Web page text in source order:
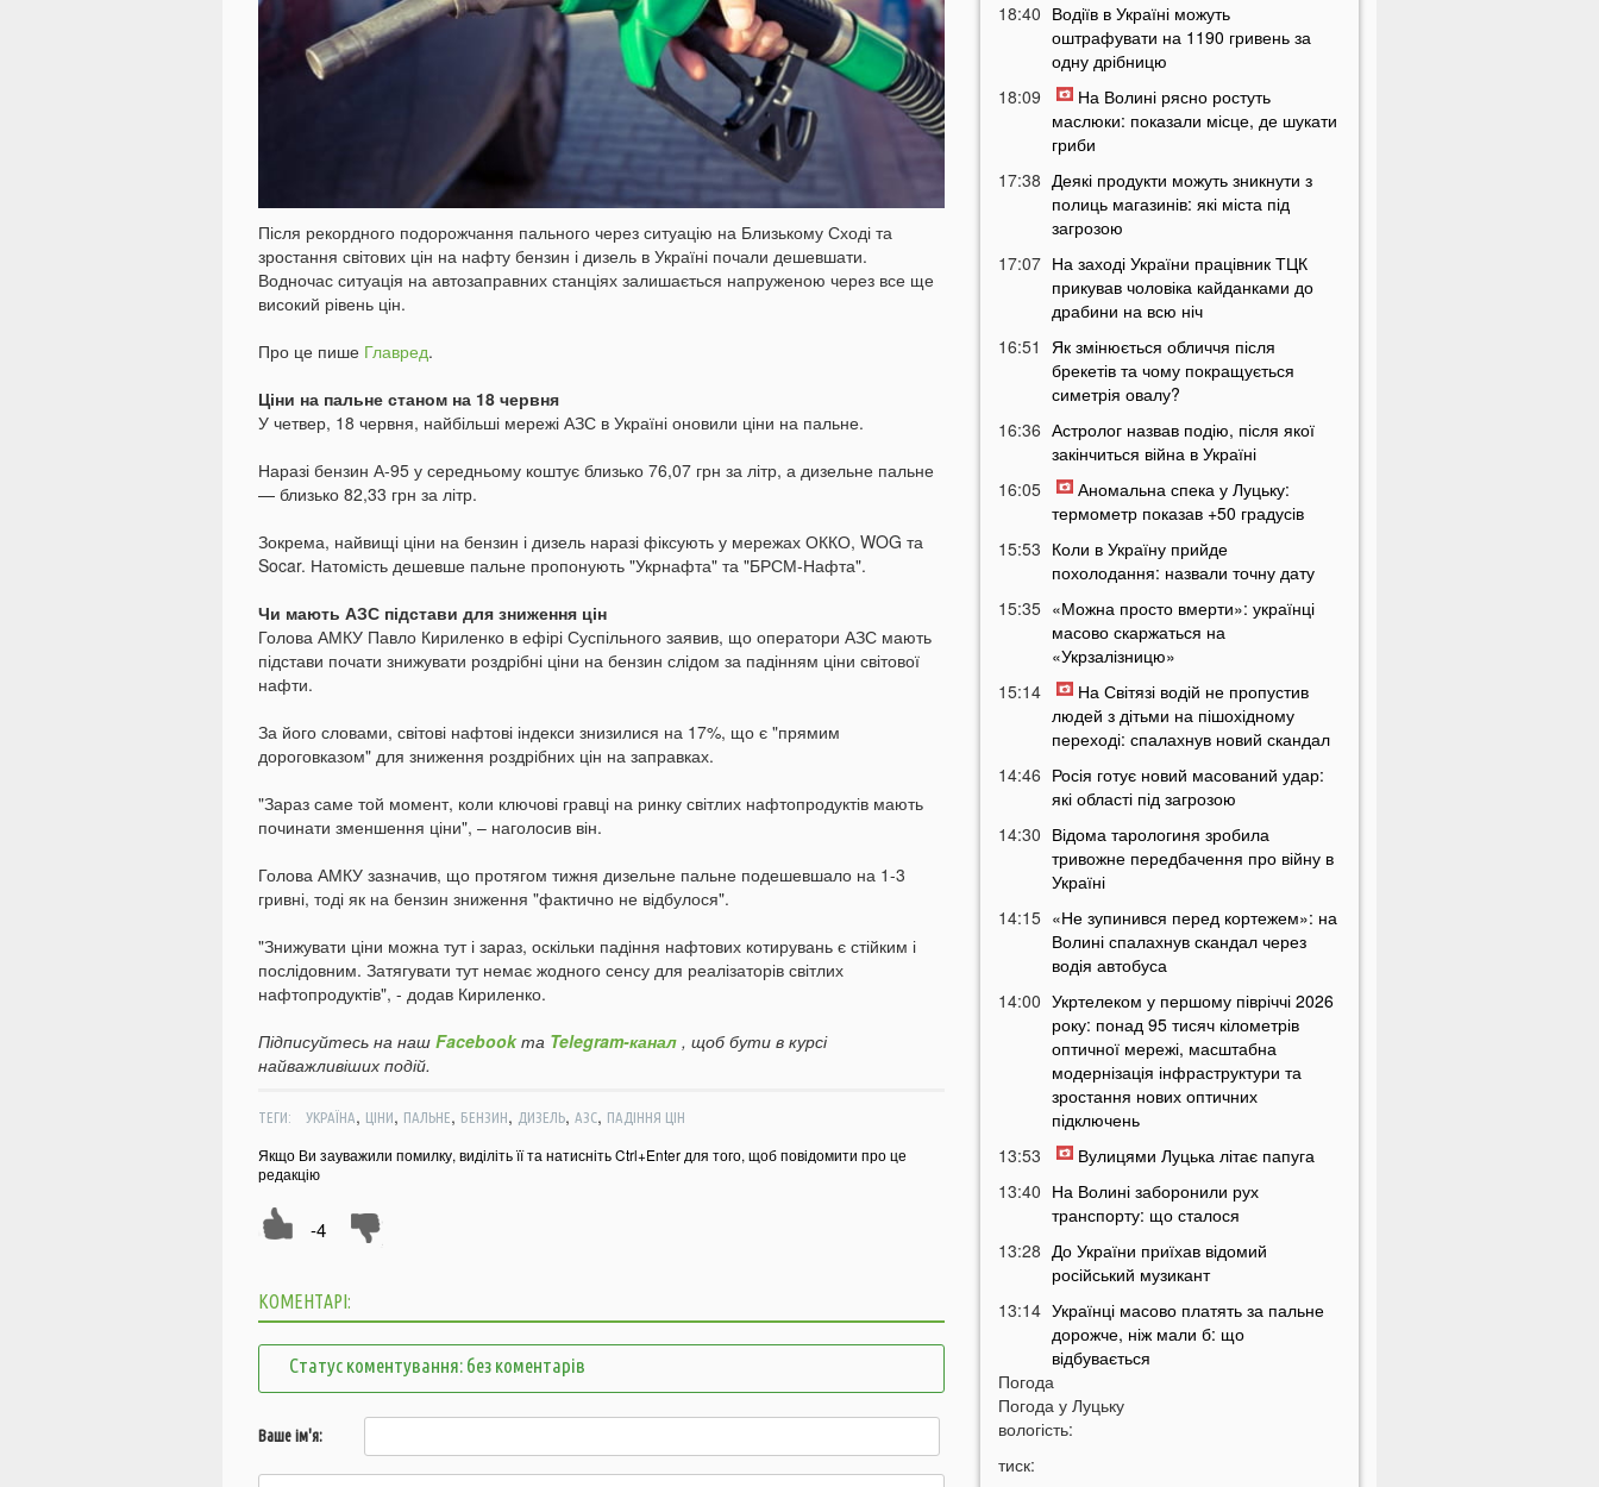
Після рекордного подорожчання пального через ситуацію на Близькому Сході та
зростання світових цін на нафту бензин і дизель в Україні почали дешевшати.
Водночас ситуація на автозаправних станціях залишається напруженою через все ще
високий рівень цін.
Про це пише Главред.
Ціни на пальне станом на 18 червня
У четвер, 18 червня, найбільші мережі АЗС в Україні оновили ціни на пальне.
Наразі бензин А-95 у середньому коштує близько 76,07 грн за літр, а дизельне пальне
— близько 82,33 грн за літр.
Зокрема, найвищі ціни на бензин і дизель наразі фіксують у мережах ОККО, WOG та
Socar. Натомість дешевше пальне пропонують "Укрнафта" та "БРСМ-Нафта".
Чи мають АЗС підстави для зниження цін
Голова АМКУ Павло Кириленко в ефірі Суспільного заявив, що оператори АЗС мають
підстави почати знижувати роздрібні ціни на бензин слідом за падінням ціни світової
нафти.
За його словами, світові нафтові індекси знизилися на 17%, що є "прямим
дороговказом" для зниження роздрібних цін на заправках.
"Зараз саме той момент, коли ключові гравці на ринку світлих нафтопродуктів мають
починати зменшення ціни", – наголосив він.
Голова АМКУ зазначив, що протягом тижня дизельне пальне подешевшало на 1-3
гривні, тоді як на бензин зниження "фактично не відбулося".
"Знижувати ціни можна тут і зараз, оскільки падіння нафтових котирувань є стійким і
послідовним. Затягувати тут немає жодного сенсу для реалізаторів світлих
нафтопродуктів", - додав Кириленко.
Підписуйтесь на наш Facebookта Telegram-канал , щоб бути в курсі
найважливіших подій.
ТЕГИ: УКРАЇНА, ЦІНИ, ПАЛЬНЕ, БЕНЗИН, ДИЗЕЛЬ, АЗС, ПАДІННЯ ЦІН
Якщо Ви зауважили помилку, виділіть її та натисніть Ctrl+Enter для того, щоб повідомити про це
редакцію
-4
КОМЕНТАРІ:
Статус коментування: без коментарів
Ваше ім'я:
18:40 Водіїв в Україні можуть
оштрафувати на 1190 гривень за
одну дрібницю
18:09
На Волині рясно ростуть
маслюки: показали місце, де шукати
гриби
17:38 Деякі продукти можуть зникнути з
полиць магазинів: які міста під
загрозою
17:07 На заході України працівник ТЦК
прикував чоловіка кайданками до
драбини на всю ніч
16:51
Як змінюється обличчя після
брекетів та чому покращується
симетрія овалу?
16:36 Астролог назвав подію, після якої
закінчиться війна в Україні
16:05
Аномальна спека у Луцьку:
термометр показав +50 градусів
15:53 Коли в Україну прийде
похолодання: назвали точну дату
15:35 «Можна просто вмерти»: українці
масово скаржаться на
«Укрзалізницю»
15:14
На Світязі водій не пропустив
людей з дітьми на пішохідному
переході: спалахнув новий скандал
14:46 Росія готує новий масований удар:
які області під загрозою
14:30 Відома тарологиня зробила
тривожне передбачення про війну в
Україні
14:15 «Не зупинився перед кортежем»: на
Волині спалахнув скандал через
водія автобуса
14:00 Укртелеком у першому півріччі 2026
року: понад 95 тисяч кілометрів
оптичної мережі, масштабна
модернізація інфраструктури та
зростання нових оптичних
підключень
13:53
Вулицями Луцька літає папуга
13:40 На Волині заборонили рух
транспорту: що сталося
13:28 До України приїхав відомий
російський музикант
13:14 Українці масово платять за пальне
дорожче, ніж мали б: що
відбувається
12:45 Українців попередили про
повернення графіків відключень
світла
12:26
Погода
Погода у Луцьку
вологість:
тиск: